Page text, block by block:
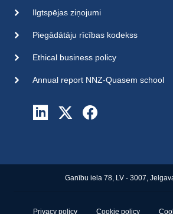
Ilgtspējas ziņojumi
Piegādātāju rīcības kodekss
Ethical business policy
Annual report NNZ-Quasem school
Ganību iela 78, LV - 3007,
Privacy policy Cookie policy